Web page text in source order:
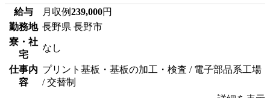
給与 月収例239,000円
勤務地 長野県 長野市
寮・社
宅
なし
仕事内
容
プリント基板・基板の加工・検査 / 電子部品系工場
/ 交替制